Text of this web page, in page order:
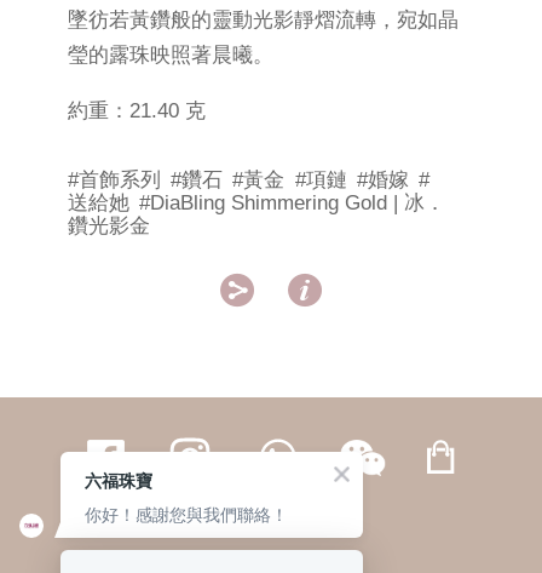
墜彷若黃鑽般的靈動光影靜熠流轉，宛如晶
瑩的露珠映照著晨曦。
約重：21.40 克
#首飾系列 #鑽石 #黃金 #項鏈 #婚嫁 #
送給她 #DiaBling Shimmering Gold | 冰．
鑽光影金
 
繁體 | 簡体
六福珠寶
你好！感謝您與我們聯絡！